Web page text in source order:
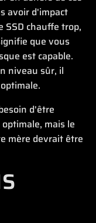
avoir d'impact
SSD chauffe trop,
que vous
est capable.
niveau sûr, il
d'être
mais le
mère devrait être